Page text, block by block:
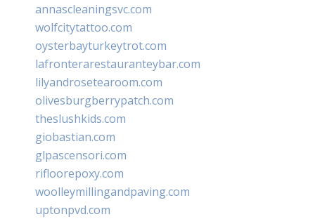
annascleaningsvc.com
wolfcitytattoo.com
oysterbayturkeytrot.com
lafronterarestauranteybar.com
lilyandrosetearoom.com
olivesburgberrypatch.com
theslushkids.com
giobastian.com
glpascensori.com
rifloorepoxy.com
woolleymillingandpaving.com
uptonpvd.com